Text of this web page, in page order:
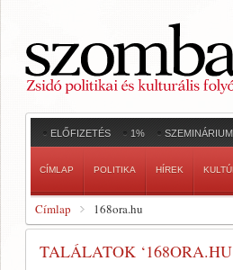
ELŐFIZETÉS 1% SZEMINÁRIUM
CÍMLAP POLITIKA HÍREK
Címlap 168ora.hu
TALÁLATOK